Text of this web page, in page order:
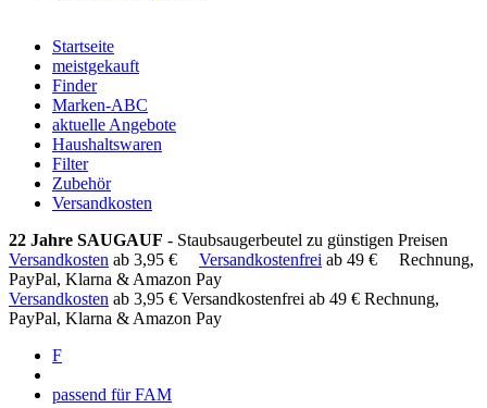
Startseite
meistgekauft
Finder
Marken-ABC
aktuelle Angebote
Haushaltswaren
Filter
Zubehör
Versandkosten
22 Jahre SAUGAUF - Staubsaugerbeutel zu günstigen Preisen
Versandkosten ab 3,95 € Versandkostenfrei ab 49 €
Rechnung,
PayPal, Klarna & Amazon Pay
Versandkosten ab 3,95 € Versandkostenfrei ab 49 € Rechnung,
PayPal, Klarna & Amazon Pay
F
passend für FAM